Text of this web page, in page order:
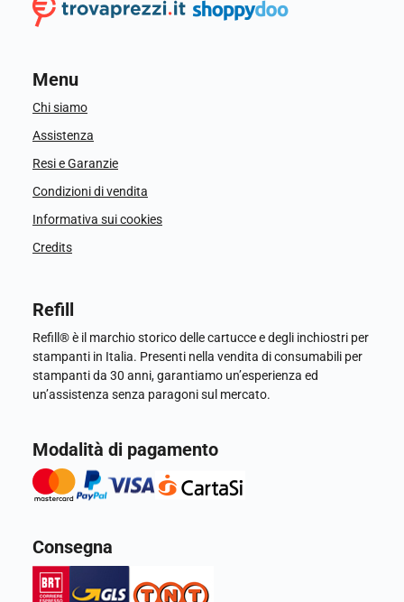
Menu
Chi siamo
Assistenza
Resi e Garanzie
Condizioni di vendita
Informativa sui cookies
Credits
Refill
Refill® è il marchio storico delle cartucce e degli inchiostri per
stampanti in Italia. Presenti nella vendita di consumabili per
stampanti da 30 anni, garantiamo un’esperienza ed
un’assistenza senza paragoni sul mercato.
Modalità di pagamento
Consegna